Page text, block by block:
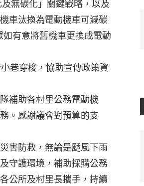
無碳化」關鍵戰略，以及
車汰換為電動機車可減碳
有意將舊機車更換成電動
巷穿梭，協助宣傳政策資
補助各村里公務電動機
。感謝議會對預算的支
害防救，無論是颳風下雨
守護環境，補助採購公務
公所及村里長攜手，持續